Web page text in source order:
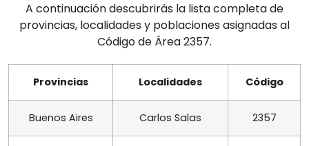
A continuación descubrirás la lista completa de
provincias, localidades y poblaciones asignadas al
Código de Área 2357.
Provincias Localidades Código
Buenos Aires Carlos Salas 2357